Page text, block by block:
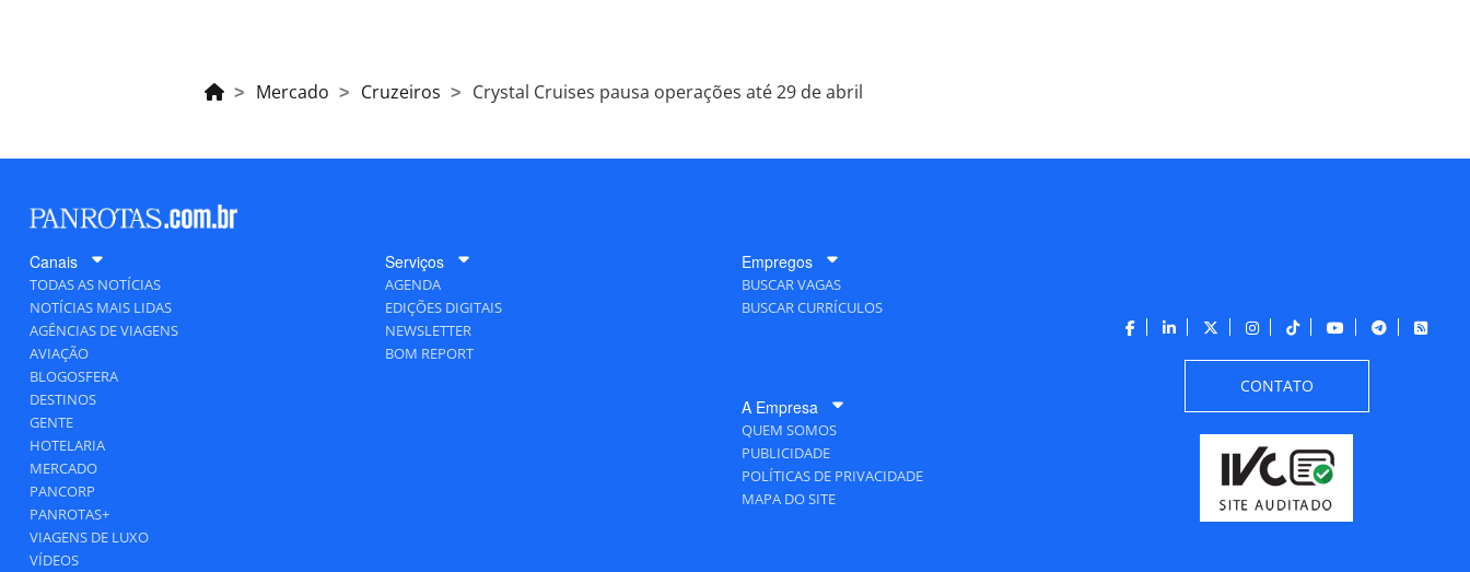
Mercado Cruzeiros Crystal Cruises pausa operações até 29 de abril
Canais
TODAS AS NOTÍCIAS
NOTÍCIAS MAIS LIDAS
AGÊNCIAS DE VIAGENS
AVIAÇÃO
BLOGOSFERA
DESTINOS
GENTE
HOTELARIA
MERCADO
PANCORP
PANROTAS+
VIAGENS DE LUXO
VÍDEOS
Serviços
AGENDA
EDIÇÕES DIGITAIS
NEWSLETTER
BOM REPORT
Empregos
BUSCAR VAGAS
BUSCAR CURRÍCULOS
A Empresa
QUEM SOMOS
PUBLICIDADE
POLÍTICAS DE PRIVACIDADE
MAPA DO SITE
CONTATO